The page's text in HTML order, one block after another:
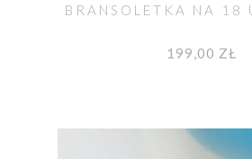
BRANSOLETKA NA 18
199,00 ZŁ